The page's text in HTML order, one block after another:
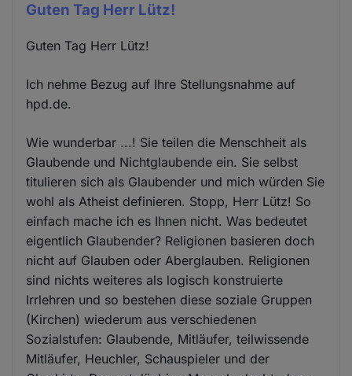
Guten Tag Herr Lütz!
Guten Tag Herr Lütz!
Ich nehme Bezug auf Ihre Stellungsnahme auf
hpd.de.
Wie wunderbar ...! Sie teilen die Menschheit als
Glaubende und Nichtglaubende ein. Sie selbst
titulieren sich als Glaubender und mich würden Sie
wohl als Atheist definieren. Stopp, Herr Lütz! So
einfach mache ich es Ihnen nicht. Was bedeutet
eigentlich Glaubender? Religionen basieren doch
nicht auf Glauben oder Aberglauben. Religionen
sind nichts weiteres als logisch konstruierte
Irrlehren und so bestehen diese soziale Gruppen
(Kirchen) wiederum aus verschiedenen
Sozialstufen: Glaubende, Mitläufer, teilwissende
Mitläufer, Heuchler, Schauspieler und der